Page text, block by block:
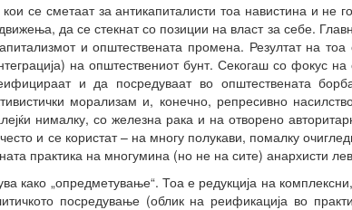
се сметаат за антикапиталисти тоа навистина и не
да се стекнат со позиции на власт за себе.
и општествената промена. Резултат на
на општествениот бунт. Секогаш со фокус на
и да посредуваат во општествената
морализам и, конечно, репресивно
нималку, со железна рака и на отворено
и се користат – на многу полукави, помалку
практика на многумина (но не на сите) анархисти
како „опредметување“. Тоа е редукција на
посредување (облик на реификација во